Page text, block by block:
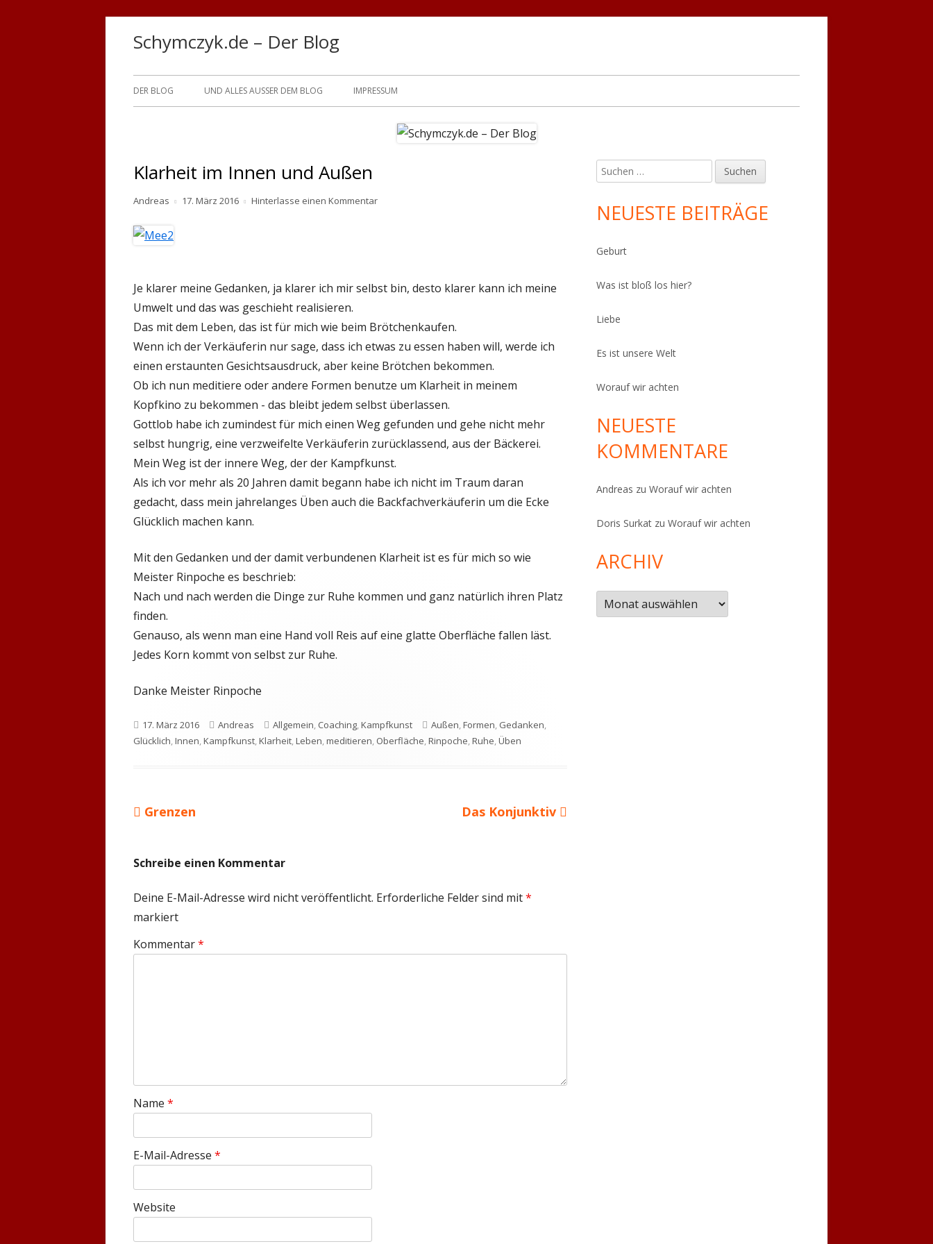
Schymczyk.de – Der Blog
Primäres
DER BLOG UND ALLES AUSSER DEM BLOG IMPRESSUM
Klarheit im Innen und Außen
Autor
Andreas
Veröffentlicht
17. März 2016 Hinterlasse einen Kommentarzu Klarheit im Innen und Außen
Je klarer meine Gedanken, ja klarer ich mir selbst bin, desto klarer kann ich meine
Umwelt und das was geschieht realisieren.
Das mit dem Leben, das ist für mich wie beim Brötchenkaufen.
Wenn ich der Verkäuferin nur sage, dass ich etwas zu essen haben will, werde ich
einen erstaunten Gesichtsausdruck, aber keine Brötchen bekommen.
Ob ich nun meditiere oder andere Formen benutze um Klarheit in meinem
Kopfkino zu bekommen - das bleibt jedem selbst überlassen.
Gottlob habe ich zumindest für mich einen Weg gefunden und gehe nicht mehr
selbst hungrig, eine verzweifelte Verkäuferin zurücklassend, aus der Bäckerei.
Mein Weg ist der innere Weg, der der Kampfkunst.
Als ich vor mehr als 20 Jahren damit begann habe ich nicht im Traum daran
gedacht, dass mein jahrelanges Üben auch die Backfachverkäuferin um die Ecke
Glücklich machen kann.
Mit den Gedanken und der damit verbundenen Klarheit ist es für mich so wie
Meister Rinpoche es beschrieb:
Nach und nach werden die Dinge zur Ruhe kommen und ganz natürlich ihren Platz
finden.
Genauso, als wenn man eine Hand voll Reis auf eine glatte Oberfläche fallen läst.
Jedes Korn kommt von selbst zur Ruhe.
Danke Meister Rinpoche
Veröffentlicht
am
17. März 2016 Autor
Andreas Kategorien
Allgemein, Coaching,Kampfkunst Schlagwörter
Außen,Formen, Gedanken,
Glücklich,Innen,Kampfkunst,Klarheit,Leben,meditieren, Oberfläche,Rinpoche,Ruhe,Üben
Beitragsnavigation
Vorheriger
Grenzen
Nächster
Das Konjunktiv
Schreibe einen Kommentar
Deine E-Mail-Adresse wird nicht veröffentlicht. Erforderliche Felder sind mit*
markiert
Kommentar*
Name *
E-Mail-Adresse *
Website
Haupt-
Seitenleiste
Suchen
nach:
NEUESTE BEITRÄGE
Geburt
Was ist bloß los hier?
Liebe
Es ist unsere Welt
Worauf wir achten
NEUESTE
KOMMENTARE
Andreas zuWorauf wir achten
Doris Surkat zuWorauf wir achten
ARCHIV
Archiv